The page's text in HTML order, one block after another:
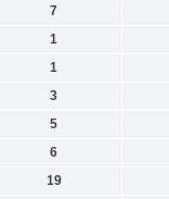
7
1
1
3
5
6
19